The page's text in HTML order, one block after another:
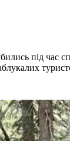
під час